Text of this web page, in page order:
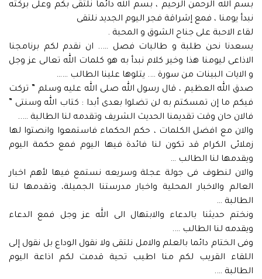
بسم الله الرحمن الرحيم ، بسم الله دائماً نلتقى بكم وعلى بركته
نبدأ يومنا ، فمع إشراقة فجر اليوم الجديد نلتقى
لقاء الاحبة على جناح الشوق و المحبة .
يسعدنا نحن طلبة و طالبات فصل ….. ان نقدم لكم برنامجنا
الاذاعى ليومنا هذا وخير كلام نبدأ به هو كلمات الله تعالى عز وجل
و الايات البينات من سورة …. يتلوها علينا الطالب ……
صدق الله العظيم ، قال رسول الله صلى الله عليه وسلم ” تركت
فيكم ما إن تمسكتم به لن تضلوا بعدى أبدا : كتاب الله وسنتى ”
فالان حان وقت تقديمنا الحديث الشريف وتقدمه لنا الطالبة …..
والان مع افضل الكلمات ، حكم الحكماء فاستمعوا وانصتوا لها
زملائى الكرام قد تكون لنا فائدة فيها اليوم فمع حكمة اليوم
ويقدمها لنا الطالب …
والان لنطوف فى جولة عجلة وسريعه نستمع فيها لأهم اخبار
العالم والاخبار المحلية واخبار مدرستنا الجميلة، وتقدمها لنا
الطالبة …
ونختم حديثنا بالدعاء والابتهال الى الله عز وجل فمع الدعاء
ويقدمه لنا الطالب ….
وفى الختام دائما بالعلم والامل نلتقى ولا نقول الوداع بل نقول إلى
اللقاء القريب لكم منا اطيب تحية قدمت لكم اذاعة اليوم
الطالبة ….